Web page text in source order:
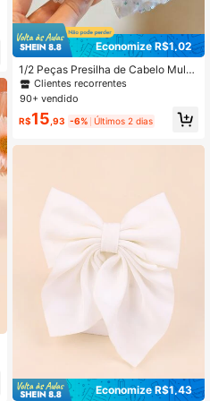
Economize R$1,02
1/2 Peças Presilha de Cabelo Multif
uncional Fashion Doce com Laço Fl
oral, Adequada para Rabo de Caval
o Meio Preso de Meninas, Acessóri
o de Cabelo de Primavera
Clientes recorrentes
90+ vendido
R$15 ,93 -6% Últimos 2 dias
Economize R$1,43